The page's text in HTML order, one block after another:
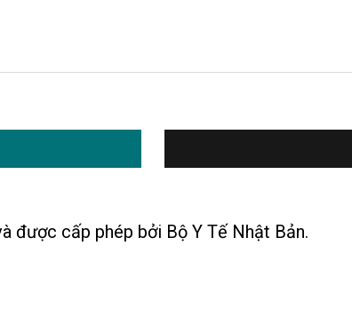
được cấp phép bởi Bộ Y Tế Nhật Bản.